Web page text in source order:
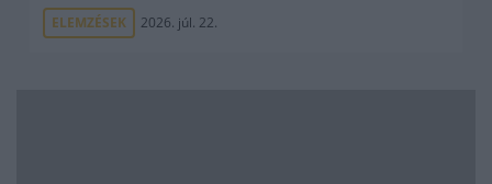
ELEMZÉSEK 2026. júl. 22.